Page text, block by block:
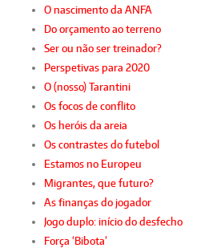
O nascimento da ANFA
Do orçamento ao terreno
Ser ou não ser treinador?
Perspetivas para 2020
O (nosso) Tarantini
Os focos de conflito
Os heróis da areia
Os contrastes do futebol
Estamos no Europeu
Migrantes, que futuro?
As finanças do jogador
Jogo duplo: início do desfecho
Força ‘Bibota’